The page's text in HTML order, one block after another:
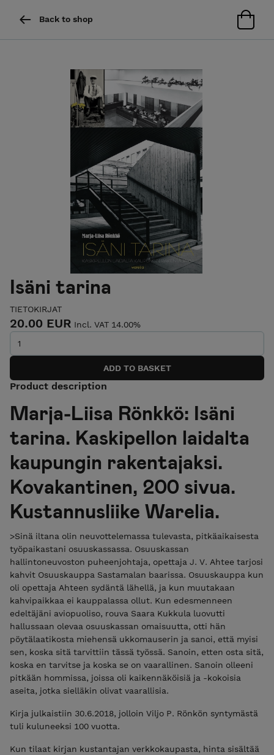
Back to shop
Isäni tarina
TIETOKIRJAT
20.00 EUR Incl. VAT 14.00%
Product description
Marja-Liisa Rönkkö: Isäni
tarina. Kaskipellon laidalta
kaupungin rakentajaksi.
Kovakantinen, 200 sivua.
Kustannusliike Warelia.
>Sinä iltana olin neuvottelemassa tulevasta, pitkäaikaisesta
työpaikastani osuuskassassa. Osuuskassan
hallintoneuvoston puheenjohtaja, opettaja J. V. Ahtee tarjosi
kahvit Osuuskauppa Sastamalan baarissa. Osuuskauppa kun
oli opettaja Ahteen sydäntä lähellä, ja kun muutakaan
kahvipaikkaa ei kauppalassa ollut. Kun edesmenneen
edeltäjäni aviopuoliso, rouva Saara Kukkula luovutti
hallussaan olevaa osuuskassan omaisuutta, otti hän
pöytälaatikosta miehensä ukkomauserin ja sanoi, että myisi
sen, koska sitä tarvittiin tässä työssä. Sanoin, etten osta sitä,
koska en tarvitse ja koska se on vaarallinen. Sanoin olleeni
pitkään hommissa, joissa oli kaikennäköisiä ja -kokoisia
aseita, jotka sielläkin olivat vaarallisia.
Kirja julkaistiin 30.6.2018, jolloin Viljo P. Rönkön syntymästä
tuli kuluneeksi 100 vuotta.
Kun tilaat kirjan kustantajan verkkokaupasta, hinta sisältää